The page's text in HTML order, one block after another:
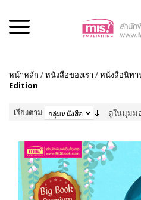
หน้าหลัก /หนังสือของเรา /หนังสือนิทา
Edition
เรียงตาม ดูในมุมม